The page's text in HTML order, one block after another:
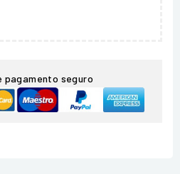
pagamento seguro